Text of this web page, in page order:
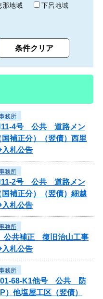
那地域
下呂地域
務所
4号 公共 道路メン
補正分）（翌債）西里
入札公告
務所
2号 公共 道路メン
補正分）（翌債）細越
入札公告
務所
公共補正 復旧治山工事
入札公告
務所
68-K1他号 公共 防
他塩屋工区（翌債）